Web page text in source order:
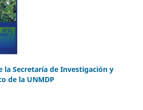
la Secretaría de Investigación y
de la UNMDP